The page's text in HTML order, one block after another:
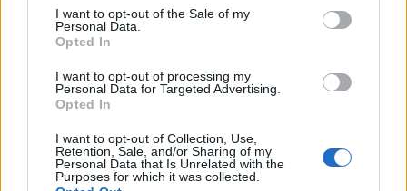
I want to opt-out of the Sale of my
Personal Data.
Opted In
I want to opt-out of processing my
Personal Data for Targeted Advertising.
Opted In
I want to opt-out of Collection, Use,
Retention, Sale, and/or Sharing of my
Personal Data that Is Unrelated with the
Purposes for which it was collected.
Impresszum
Szerzői jogok
Cookie-kezelési tájékoztató
Hozzászólási szabályzat
Nyomtatott lapjaink archívuma
Médiaajánlat